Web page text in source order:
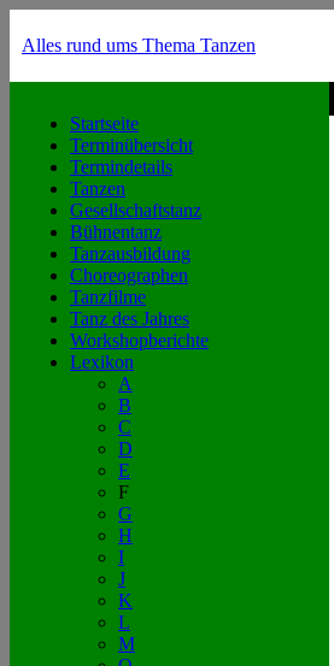
Alles rund ums Thema Tanzen
Startseite
Terminübersicht
Termindetails
Tanzen
Gesellschaftstanz
Bühnentanz
Tanzausbildung
Choreographen
Tanzfilme
Tanz des Jahres
Workshopberichte
Lexikon
A
B
C
D
E
F
G
H
I
J
K
L
M